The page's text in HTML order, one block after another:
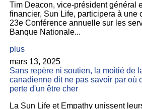
Tim Deacon, vice-président général
financier, Sun Life, participera à une
23e Conférence annuelle sur les
Banque Nationale...
plus
mars 13, 2025
Sans repère ni soutien, la moitié de
canadienne dit ne pas savoir par où
perte d'un être cher
La Sun Life et Empathy unissent